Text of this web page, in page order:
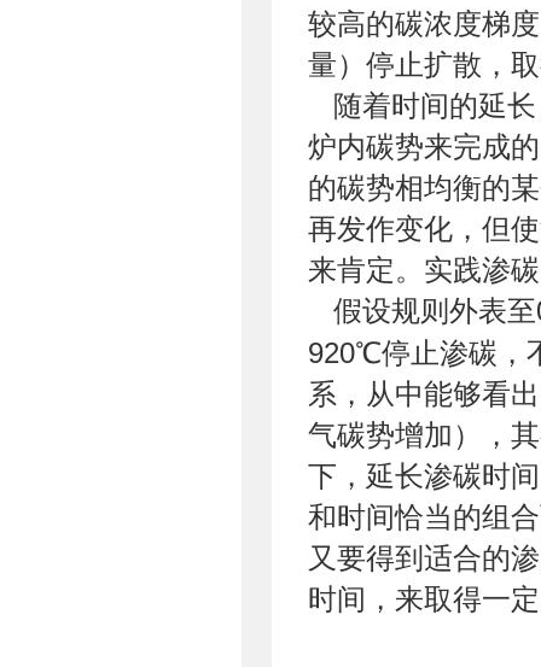
较高的碳浓度梯
量）停止扩散，
随着时间的延长
炉内碳势来完成
的碳势相均衡的
再发作变化，但
来肯定。实践渗
假设规则外表至
920℃停止渗碳，
系，从中能够看
气碳势增加），
下，延长渗碳时
和时间恰当的组
又要得到适合的
时间，来取得一